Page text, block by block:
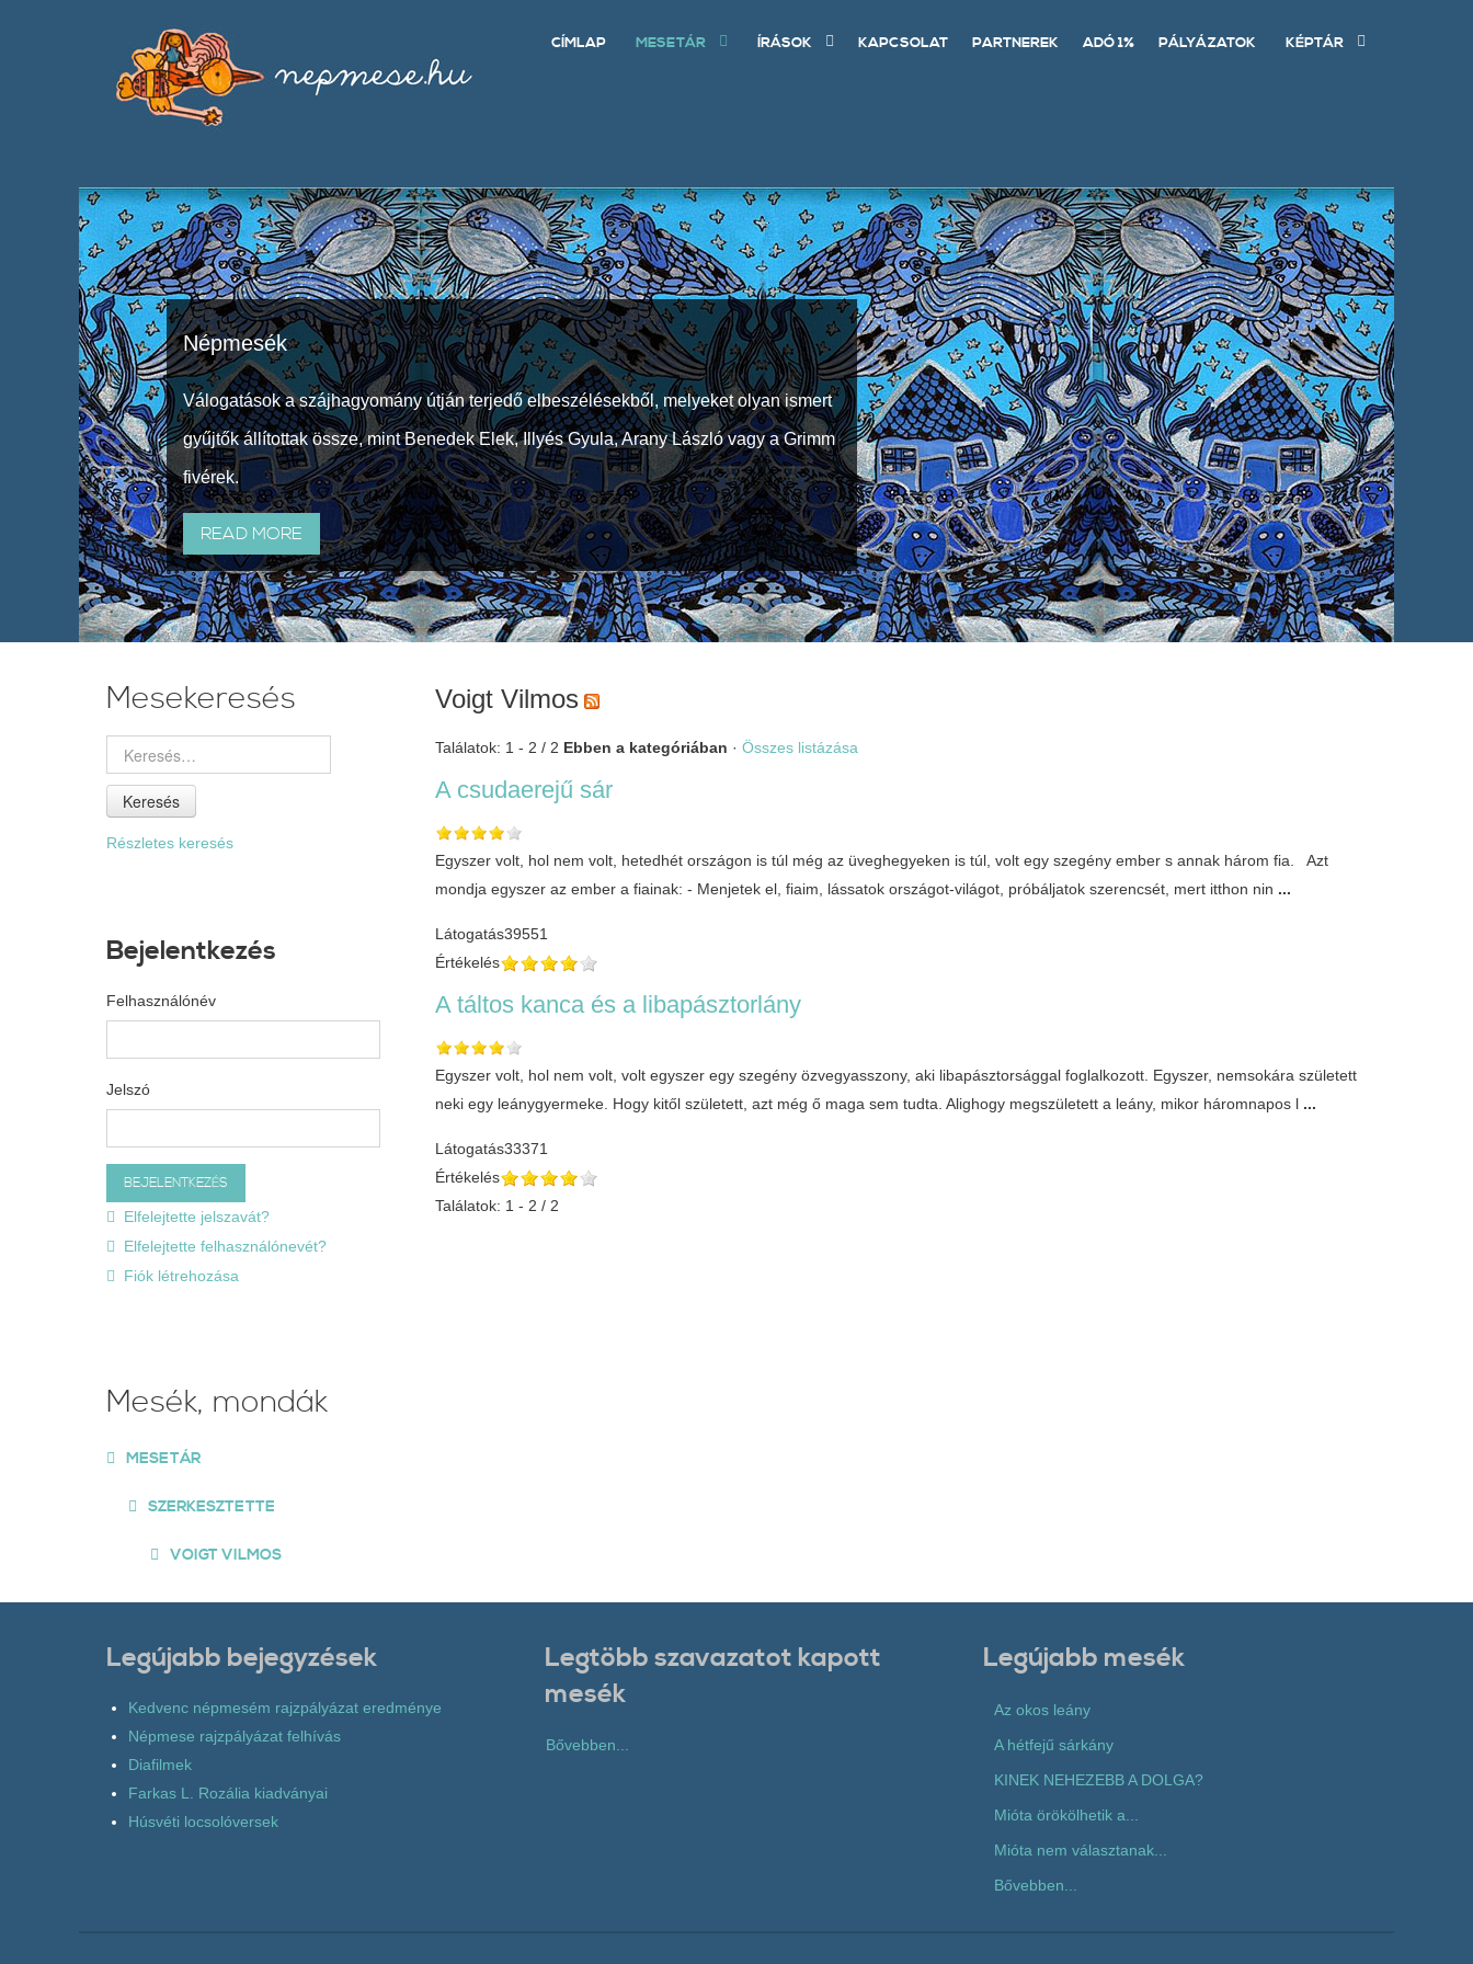
CÍMLAP MESETÁR ÍRÁSOK KAPCSOLAT PARTNEREK ADÓ 1% PÁLYÁZATOK KÉPTÁR
Népmesék
Válogatások a szájhagyomány útján terjedő elbeszélésekből, melyeket olyan ismert
gyűjtők állítottak össze, mint Benedek Elek, Illyés Gyula, Arany László vagy a Grimm
fivérek.
READ MORE
Voigt Vilmos
Találatok: 1 - 2 / 2 Ebben a kategóriában · Összes listázása
A csudaerejű sár
Egyszer volt, hol nem volt, hetedhét országon is túl még az üveghegyeken is túl, volt egy szegény ember s annak három fia. Azt
mondja egyszer az ember a fiainak: - Menjetek el, fiaim, lássatok országot-világot, próbáljatok szerencsét, mert itthon nin ...
Látogatás39551
Értékelés
A táltos kanca és a libapásztorlány
Egyszer volt, hol nem volt, volt egyszer egy szegény özvegyasszony, aki libapásztorsággal foglalkozott. Egyszer, nemsokára született
neki egy leánygyermeke. Hogy kitől született, azt még ő maga sem tudta. Alighogy megszületett a leány, mikor háromnapos l ...
Látogatás33371
Értékelés
Találatok: 1 - 2 / 2
Mesekeresés
Keresés
Részletes keresés
Bejelentkezés
Felhasználónév
Jelszó
Elfelejtette jelszavát?
Elfelejtette felhasználónevét?
Fiók létrehozása
Mesék, mondák
MESETÁR
SZERKESZTETTE
VOIGT VILMOS
Legújabb bejegyzések
Kedvenc népmesém rajzpályázat eredménye
Népmese rajzpályázat felhívás
Diafilmek
Farkas L. Rozália kiadványai
Húsvéti locsolóversek
Legtöbb szavazatot kapott
mesék
Bővebben...
Legújabb mesék
Az okos leány
A hétfejű sárkány
KINEK NEHEZEBB A DOLGA?
Mióta örökölhetik a...
Mióta nem választanak...
Bővebben...